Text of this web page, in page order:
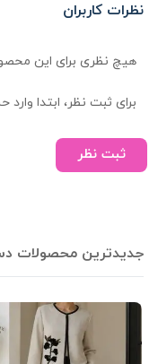
نظرات کاربران
هیچ نظری برای این
برای ثبت نظر، ابتدا
ثبت نظر
جدیدترین محصولات